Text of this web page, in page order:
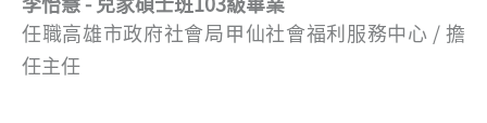
任職高雄市政府社會局甲仙社會福利服務中心 / 擔
任主任